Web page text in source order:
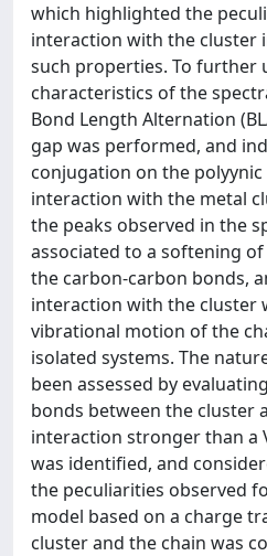
which highlighted the
interaction with the cluster
such properties. To further
characteristics of the
Bond Length Alternation
gap was performed, and
conjugation on the
interaction with the metal
the peaks observed in the
associated to a softening
the carbon-carbon bonds,
interaction with the cluster
vibrational motion of the
isolated systems. The
been assessed by
bonds between the cluster
interaction stronger than a
was identified, and
the peculiarities observed
model based on a charge
cluster and the chain was